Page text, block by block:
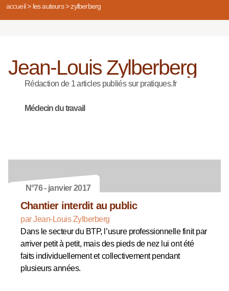
accueil> les auteurs> zylberberg
Jean-Louis Zylberberg
Rédaction de 1 articles publiés sur pratiques.fr
Médecin du travail
N°76 - janvier 2017
Chantier interdit au public
par Jean-Louis Zylberberg
Dans le secteur du BTP, l’usure professionnelle finit par
arriver petit à petit, mais des pieds de nez lui ont été
faits individuellement et collectivement pendant
plusieurs années.